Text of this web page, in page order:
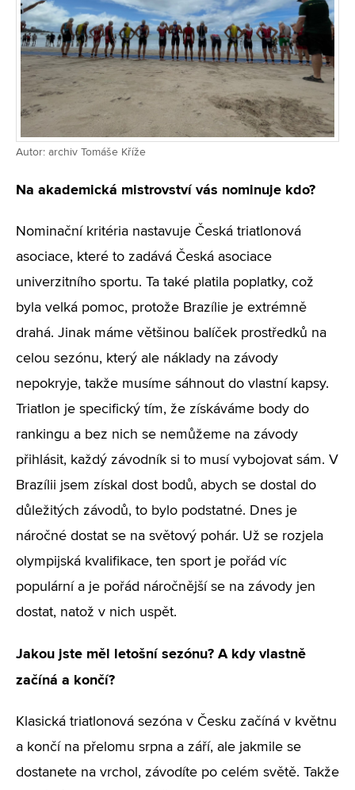
Autor: archiv Tomáše Kříže
Na akademická mistrovství vás nominuje kdo?
Nominační kritéria nastavuje Česká triatlonová
asociace, které to zadává Česká asociace
univerzitního sportu. Ta také platila poplatky, což
byla velká pomoc, protože Brazílie je extrémně
drahá. Jinak máme většinou balíček prostředků na
celou sezónu, který ale náklady na závody
nepokryje, takže musíme sáhnout do vlastní kapsy.
Triatlon je specifický tím, že získáváme body do
rankingu a bez nich se nemůžeme na závody
přihlásit, každý závodník si to musí vybojovat sám. V
Brazílii jsem získal dost bodů, abych se dostal do
důležitých závodů, to bylo podstatné. Dnes je
náročné dostat se na světový pohár. Už se rozjela
olympijská kvalifikace, ten sport je pořád víc
populární a je pořád náročnější se na závody jen
dostat, natož v nich uspět.
Jakou jste měl letošní sezónu? A kdy vlastně
začíná a končí?
Klasická triatlonová sezóna v Česku začíná v květnu
a končí na přelomu srpna a září, ale jakmile se
dostanete na vrchol, závodíte po celém světě. Takže